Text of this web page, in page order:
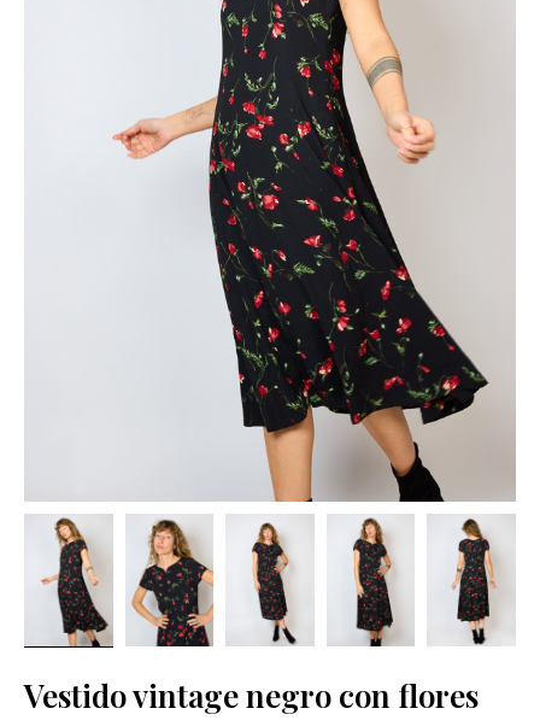
Vestido vintage negro con flores